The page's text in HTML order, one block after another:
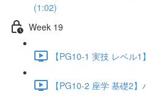
(1:02)
Week 19
【PG10-1 実技 レベル
【PG10-2 座学 基礎2